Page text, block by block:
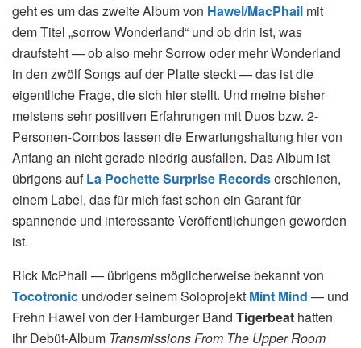
geht es um das zweite Album von Hawel/MacPhail mit
dem Titel „sorrow Wonderland“ und ob drin ist, was
draufsteht — ob also mehr Sorrow oder mehr Wonderland
in den zwölf Songs auf der Platte steckt — das ist die
eigentliche Frage, die sich hier stellt. Und meine bisher
meistens sehr positiven Erfahrungen mit Duos bzw. 2-
Personen-Combos lassen die Erwartungshaltung hier von
Anfang an nicht gerade niedrig ausfallen. Das Album ist
übrigens aufLa Pochette Surprise Recordserschienen,
einem Label, das für mich fast schon ein Garant für
spannende und interessante Veröffentlichungen geworden
ist.
Rick McPhail — übrigens möglicherweise bekannt von
Tocotronic und/oder seinem Soloprojekt Mint Mind — und
Frehn Hawel von der Hamburger Band Tigerbeat hatten
ihr Debüt-Album Transmissions From The Upper Room